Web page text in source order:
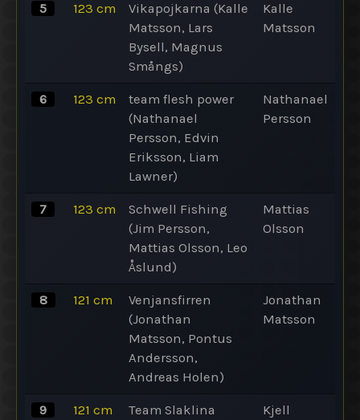
5 123 cm
Vikapojkarna (Kalle
Matsson, Lars
Bysell, Magnus
Smångs)
Kalle
Matsson
6 123 cm
team flesh power
(Nathanael
Persson, Edvin
Eriksson, Liam
Lawner)
Nathanael
Persson
7 123 cm
Schwell Fishing
(Jim Persson,
Mattias Olsson, Leo
Åslund)
Mattias
Olsson
8 121 cm
Venjansfirren
(Jonathan
Matsson, Pontus
Andersson,
Andreas Holen)
Jonathan
Matsson
9 121 cm
Team Slaklina
Kjell